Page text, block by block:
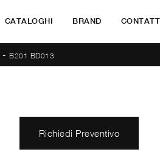
CATALOGHI BRAND
-B201 BD013
Richiedi Preventivo